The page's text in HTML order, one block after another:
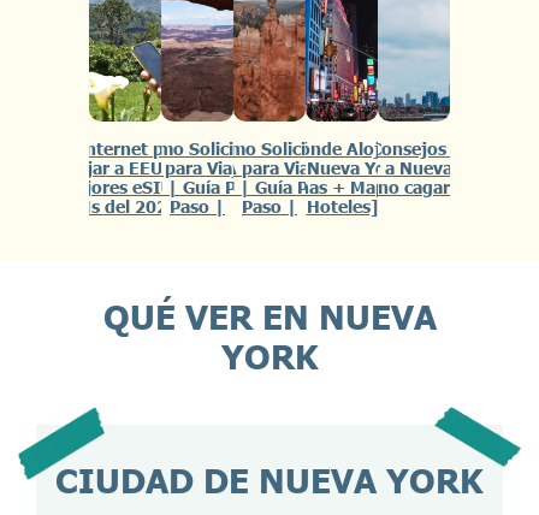
📲Internet para
Viajar a EEUU |
Mejores eSIM y
SIMs del 2026 |
🗽Cómo Solicitar la
Visa para Viajar a
EEUU | Guía Paso a
Paso |
🗽Cómo Solicitar el
ESTA para Viajar a
EEUU | Guía Paso a
Paso |
🏨Dónde Alojarse
en Nueva York
[Zonas + Mapa +
Hoteles]
ℹ️10 Consejos para
Viajar a Nueva York
¡y no cagarla!
QUÉ VER EN NUEVA
YORK
CIUDAD DE NUEVA YORK